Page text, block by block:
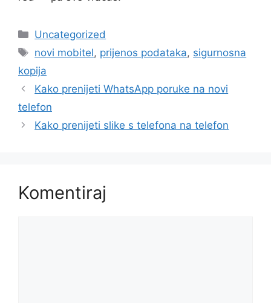
Kategorije
Uncategorized
Oznake
novi mobitel, prijenos podataka, sigurnosna
kopija
Kako prenijeti WhatsApp poruke na novi
telefon
Kako prenijeti slike s telefona na telefon
Komentiraj